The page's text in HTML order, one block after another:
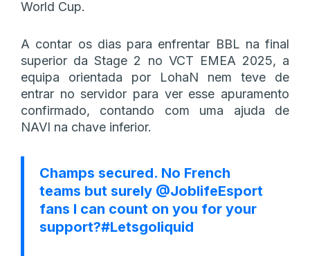
World Cup.
A contar os dias para enfrentar BBL na final
superior da Stage 2 no VCT EMEA 2025, a
equipa orientada por LohaN nem teve de
entrar no servidor para ver esse apuramento
confirmado, contando com uma ajuda de
NAVI na chave inferior.
Champs secured. No French
teams but surely @JoblifeEsport
fans I can count on you for your
support?#Letsgoliquid